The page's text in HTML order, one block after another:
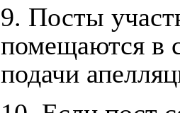
9. Посты
помещаются в
подачи